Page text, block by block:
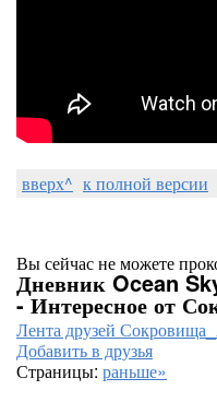
вверх^ к полной версии
Вы сейчас не можете
Дневник Ocean
- Интересное от
Лента друзей
Добавить в друзья
Страницы: раньше»